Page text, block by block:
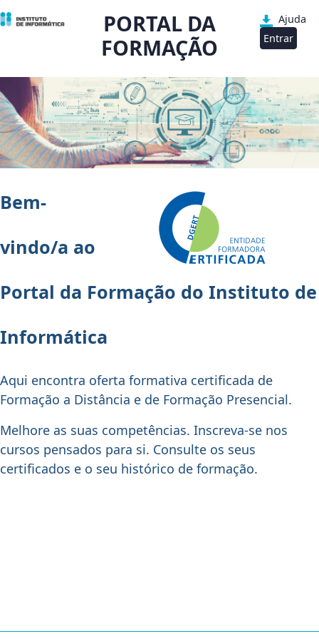
PORTAL DA
FORMAÇÃO
Ajuda
Entrar
Bem-
vindo/a ao
Portal da Formação do Instituto de
Informática
Aqui encontra oferta formativa certificada de
Formação a Distância e de Formação Presencial.
Melhore as suas competências. Inscreva-se nos
cursos pensados para si. Consulte os seus
certificados e o seu histórico de formação.